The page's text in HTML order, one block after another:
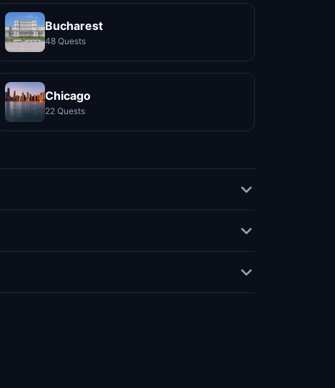
Bucharest
48 Quests
Chicago
22 Quests